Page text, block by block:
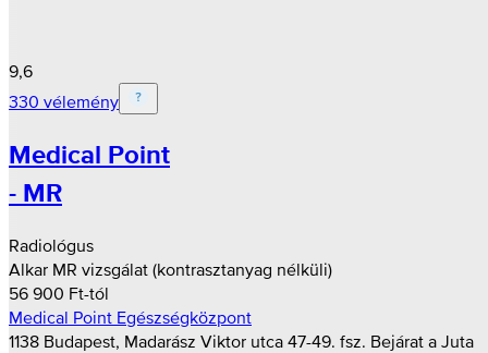
9,6
330 vélemény
Medical Point
- MR
Radiológus
Alkar MR vizsgálat (kontrasztanyag nélküli)
56 900 Ft-tól
Medical Point Egészségközpont
1138 Budapest, Madarász Viktor utca 47-49. fsz. Bejárat a Juta